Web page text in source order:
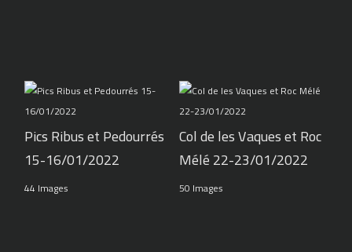
Pics Ribus et Pedourrés
15-16/01/2022
44 Images
Col de les Vaques et Roc
Mélé 22-23/01/2022
50 Images